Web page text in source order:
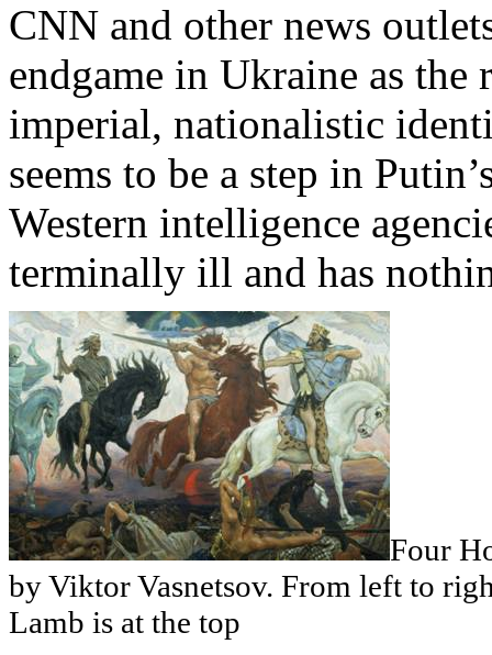
CNN and other news
endgame in Ukraine as the
imperial, nationalistic
seems to be a step in
Western intelligence
terminally ill and has
Four
by Viktor Vasnetsov. From left to
Lamb is at the top